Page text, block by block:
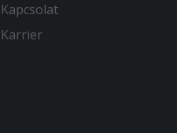
Kapcsolat
Karrier